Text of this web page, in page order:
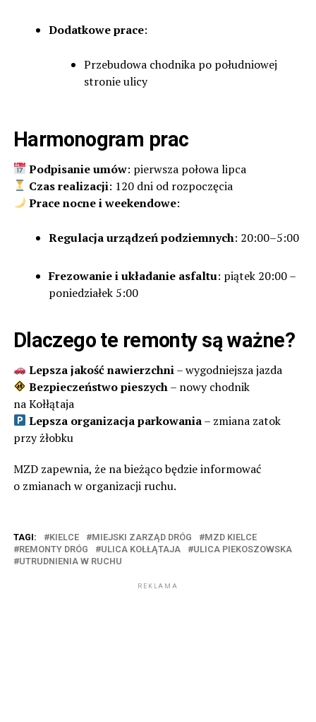
Dodatkowe prace:
Przebudowa chodnika po południowej
stronie ulicy
Harmonogram prac
Podpisanie umów: pierwsza połowa lipca
Czas realizacji: 120 dni od rozpoczęcia
Prace nocne i weekendowe:
Regulacja urządzeń podziemnych: 20:00–5:00
Frezowanie i układanie asfaltu: piątek 20:00 –
poniedziałek 5:00
Dlaczego te remonty są ważne?
Lepsza jakość nawierzchni– wygodniejsza jazda
Bezpieczeństwo pieszych– nowy chodnik
na Kołłątaja
Lepsza organizacja parkowania– zmiana zatok
przy żłobku
MZD zapewnia, że na bieżąco będzie informować
o zmianach w organizacji ruchu.
TAGI: KIELCE MIEJSKI ZARZĄD DRÓG
MZD KIELCE
REMONTY DRÓG
ULICA KOŁŁĄTAJA
ULICA PIEKOSZOWSKA
UTRUDNIENIA W RUCHU
REKLAMA